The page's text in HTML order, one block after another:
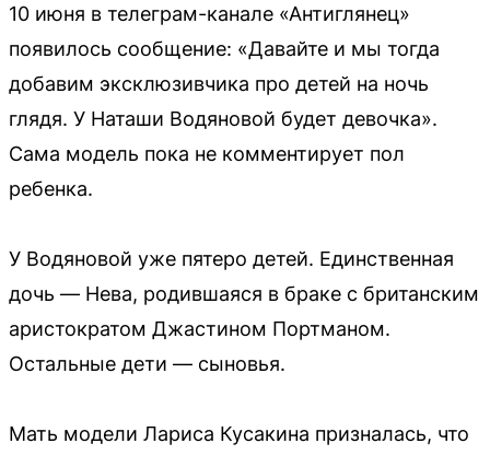
10 июня в телеграм-канале «Антиглянец»
появилось сообщение: «Давайте и мы тогда
добавим эксклюзивчика про детей на ночь
глядя. У Наташи Водяновой будет девочка».
Сама модель пока не комментирует пол
ребенка.
У Водяновой уже пятеро детей. Единственная
дочь — Нева, родившаяся в браке с британским
аристократом Джастином Портманом.
Остальные дети — сыновья.
Мать модели Лариса Кусакина призналась, что